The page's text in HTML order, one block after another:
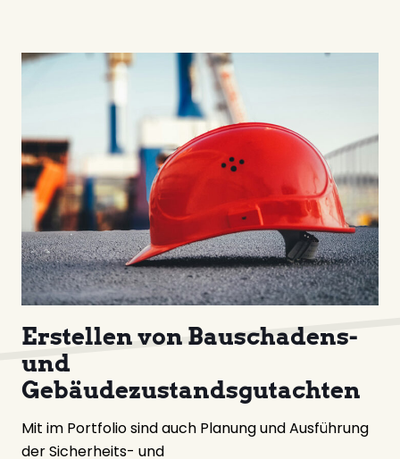
Erstellen von Bauschadens-
und
Gebäudezustandsgutachten
Mit im Portfolio sind auch Planung und Ausführung
der Sicherheits- und